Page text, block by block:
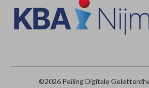
©2026 Peiling Digitale